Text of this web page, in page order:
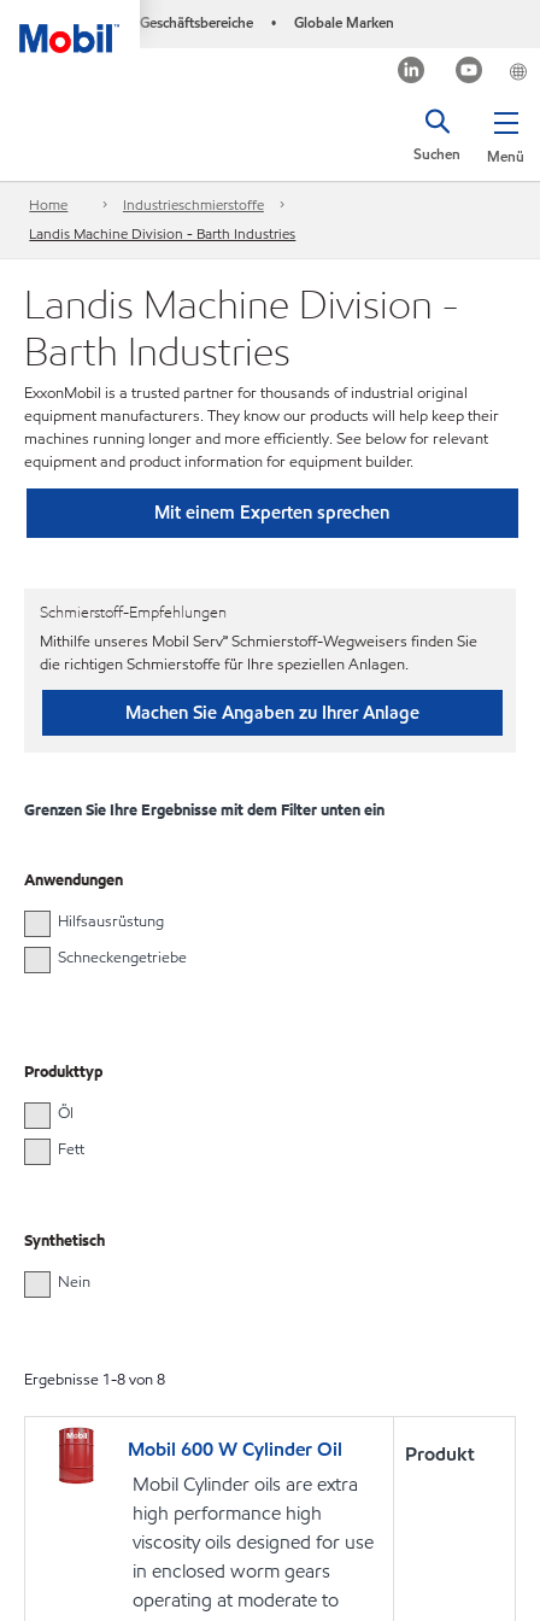
Geschäftsbereiche • Globale Marken
Menü
Suchen
Home
Industrieschmierstoffe
Landis Machine Division - Barth Industries
Landis Machine Division -
Barth Industries
ExxonMobil is a trusted partner for thousands of industrial original
equipment manufacturers. They know our products will help keep their
machines running longer and more efficiently. See below for relevant
equipment and product information for equipment builder.
Mit einem Experten sprechen
Schmierstoff-Empfehlungen
Mithilfe unseres Mobil Serv℠ Schmierstoff-Wegweisers finden Sie
die richtigen Schmierstoffe für Ihre speziellen Anlagen.
Machen Sie Angaben zu Ihrer Anlage
Grenzen Sie Ihre Ergebnisse mit dem Filter unten ein
Anwendungen
Hilfsausrüstung
Schneckengetriebe
Produkttyp
Öl
Fett
Synthetisch
Nein
Ergebnisse 1-8von8
Mobil 600 W Cylinder Oil
Mobil Cylinder oils are extra
high performance high
viscosity oils designed for use
in enclosed worm gears
operating at moderate to
Produkt